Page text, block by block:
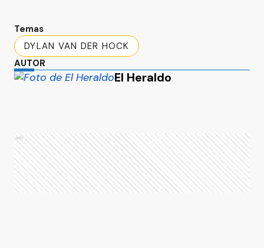
Temas
DYLAN VAN DER HOCK
AUTOR
El Heraldo
Ads